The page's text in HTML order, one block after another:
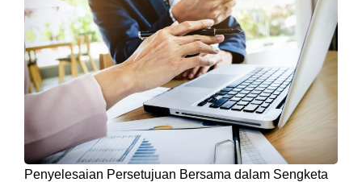
Penyelesaian Persetujuan Bersama dalam Sengketa